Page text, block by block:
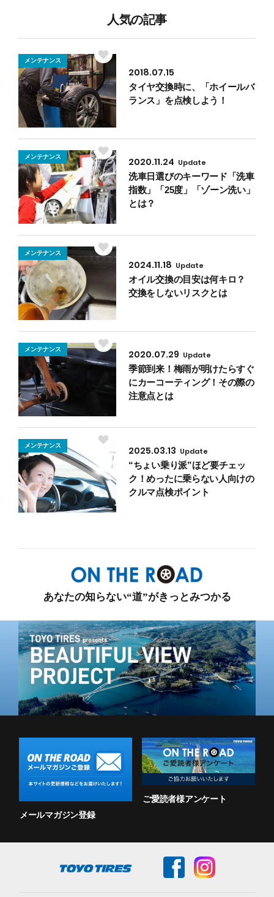
う！
人気の記事
2018.07.15
タイヤ交換時に、「ホイールバ
ランス」を点検しよう！
メンテナンス
2020.11.24 Update
洗車日選びのキーワード「洗車
指数」「25度」「ゾーン洗い」
とは？
メンテナンス
2024.11.18 Update
オイル交換の目安は何キロ？
交換をしないリスクとは
メンテナンス
2020.07.29 Update
季節到来！梅雨が明けたらすぐ
にカーコーティング！その際の
注意点とは
メンテナンス
2025.03.13 Update
“ちょい乗り派”ほど要チェッ
ク！めったに乗らない人向けの
クルマ点検ポイント
メンテナンス
あなたの知らない“道”がきっとみつかる
メールマガジン登録
ご愛読者様アンケート